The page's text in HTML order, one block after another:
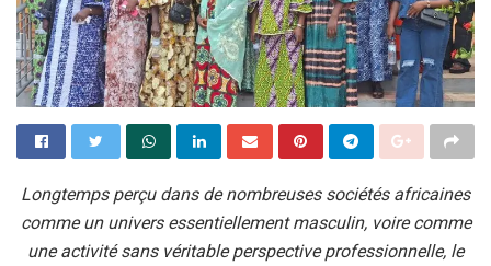
Longtemps perçu dans de nombreuses sociétés africaines
comme un univers essentiellement masculin, voire comme
une activité sans véritable perspective professionnelle, le